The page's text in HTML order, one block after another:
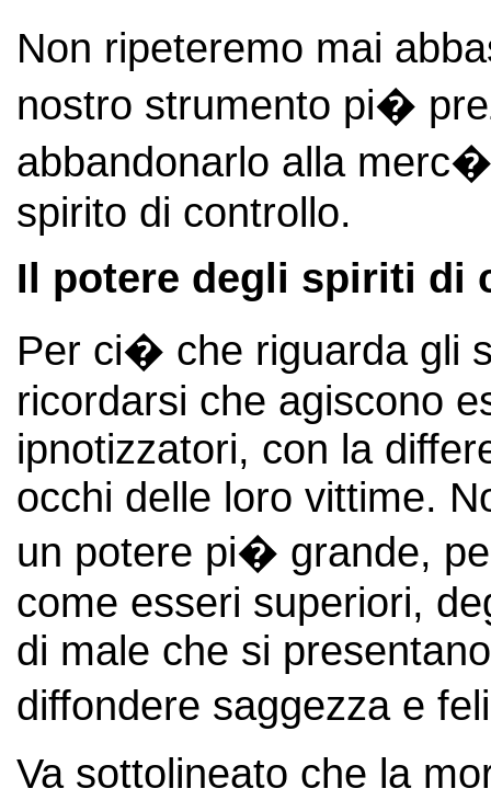
Non ripeteremo mai
nostro strumento pi�
abbandonarlo alla
spirito di controllo.
Il potere degli spiriti di
Per ci� che riguarda gli
ricordarsi che agiscono
ipnotizzatori, con la
occhi delle loro vittime.
un potere pi� grande,
come esseri superiori,
di male che si
diffondere saggezza e
Va sottolineato che la